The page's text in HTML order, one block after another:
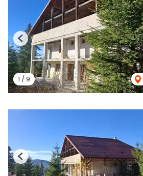
1 /9
Previous
Previous